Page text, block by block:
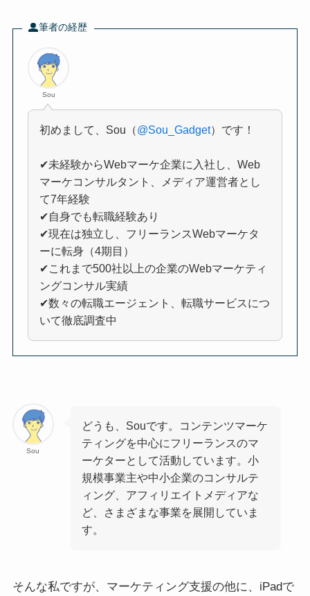
筆者の経歴
Sou
初めまして、Sou（@Sou_Gadget）です！
✔未経験からWebマーケ企業に入社し、Web
マーケコンサルタント、メディア運営者とし
て7年経験
✔自身でも転職経験あり
✔現在は独立し、フリーランスWebマーケタ
ーに転身（4期目）
✔これまで500社以上の企業のWebマーケティ
ングコンサル実績
✔数々の転職エージェント、転職サービスにつ
いて徹底調査中
Sou
どうも、Souです。コンテンツマーケ
ティングを中心にフリーランスのマ
ーケターとして活動しています。小
規模事業主や中小企業のコンサルテ
ィング、アフィリエイトメディアな
ど、さまざまな事業を展開していま
す。
そんな私ですが、マーケティング支援の他に、iPadで